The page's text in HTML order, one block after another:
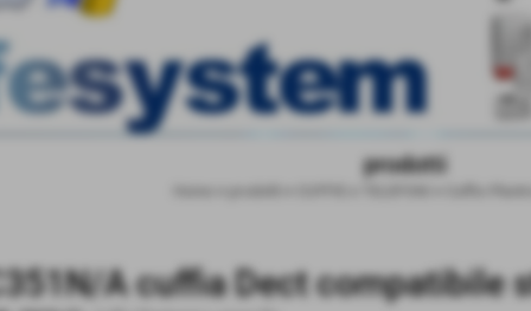
prodotti
A cuffia Dect compatibile